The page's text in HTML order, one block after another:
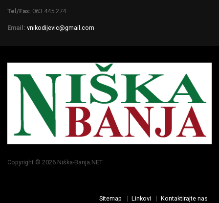
Tel/Fax: 063 445 274
Email: vnikodijevic@gmail.com
Copyright © 2026 Niška-Banja.NET
Sitemap Linkovi Kontaktirajte nas